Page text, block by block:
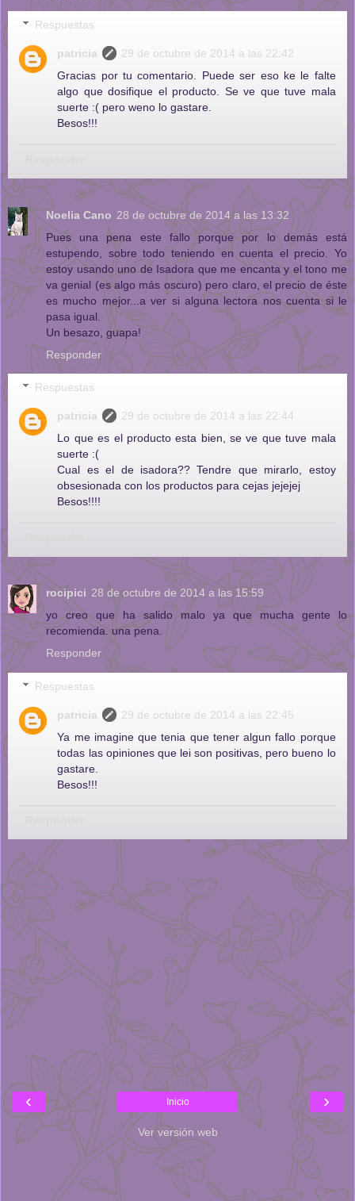
Respuestas
patricia
29 de octubre de 2014 a las 22:42
Gracias por tu comentario. Puede ser eso ke le falte
algo que dosifique el producto. Se ve que tuve mala
suerte :( pero weno lo gastare.
Besos!!!
Noelia Cano 28 de octubre de 2014 a las 13:32
Pues una pena este fallo porque por lo demás está
estupendo, sobre todo teniendo en cuenta el precio. Yo
estoy usando uno de Isadora que me encanta y el tono me
va genial (es algo más oscuro) pero claro, el precio de éste
es mucho mejor...a ver si alguna lectora nos cuenta si le
pasa igual.
Un besazo, guapa!
Responder
Respuestas
patricia
29 de octubre de 2014 a las 22:44
Lo que es el producto esta bien, se ve que tuve mala
suerte :(
Cual es el de isadora?? Tendre que mirarlo, estoy
obsesionada con los productos para cejas jejejej
Besos!!!!
rocipici 28 de octubre de 2014 a las 15:59
yo creo que ha salido malo ya que mucha gente lo
recomienda. una pena.
Responder
Respuestas
patricia
29 de octubre de 2014 a las 22:45
Ya me imagine que tenia que tener algun fallo porque
todas las opiniones que lei son positivas, pero bueno lo
gastare.
Besos!!!
‹ ›
Inicio
Ver versión web